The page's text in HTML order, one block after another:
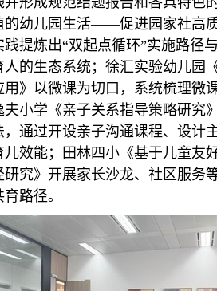
的幼儿园生活——促进园家社高
提炼出“双起点循环”实施路径
的生态系统；徐汇实验幼儿园
》以微课为切口，系统梳理微
小学《亲子关系指导策略研究
通过开设亲子沟通课程、设计
效能；田林四小《基于儿童友
究》开展家长沙龙、社区服务
路径。